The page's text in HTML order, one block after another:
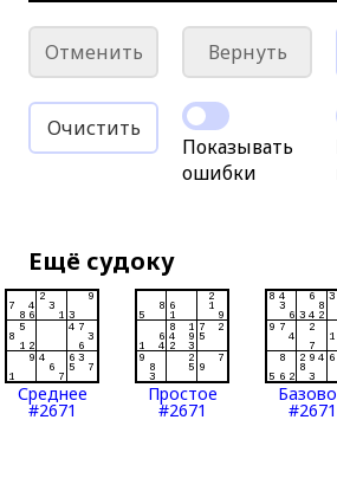
Отменить Вернуть
Очистить
Показывать
ошибки
Ещё судоку
Среднее
#2671
Простое
#2671 #2671